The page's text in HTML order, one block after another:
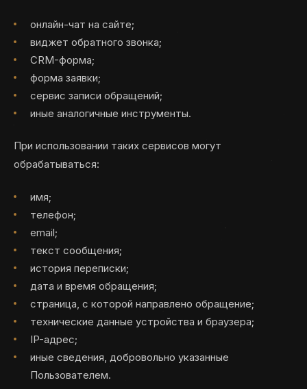
онлайн-чат на сайте;
виджет обратного звонка;
CRM-форма;
форма заявки;
сервис записи обращений;
иные аналогичные инструменты.
При использовании таких сервисов могут
обрабатываться:
имя;
телефон;
email;
текст сообщения;
история переписки;
дата и время обращения;
страница, с которой направлено обращение;
технические данные устройства и браузера;
IP-адрес;
иные сведения, добровольно указанные
Пользователем.